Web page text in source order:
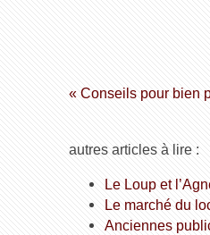
« Conseils pour bien
autres articles à lire :
Le Loup et
Le marché du
Anciennes